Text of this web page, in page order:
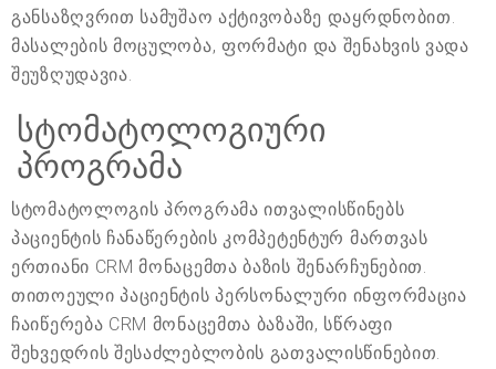
განსაზღვრით სამუშაო აქტივობაზე დაყრდნობით.
მასალების მოცულობა, ფორმატი და შენახვის ვადა
შეუზღუდავია.
სტომატოლოგიური
პროგრამა
სტომატოლოგის პროგრამა ითვალისწინებს
პაციენტის ჩანაწერების კომპეტენტურ მართვას
ერთიანი CRM მონაცემთა ბაზის შენარჩუნებით.
თითოეული პაციენტის პერსონალური ინფორმაცია
ჩაიწერება CRM მონაცემთა ბაზაში, სწრაფი
შეხვედრის შესაძლებლობის გათვალისწინებით.